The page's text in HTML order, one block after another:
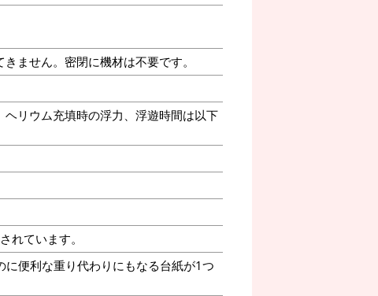
ません。密閉に機材は不要です。
リウム充填時の浮力、浮遊時間は以下
れています。
便利な重り代わりにもなる台紙が1つ